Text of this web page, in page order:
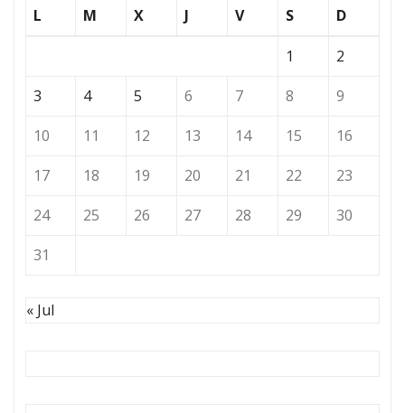
L
M X J V S D
1
2
3
4 5 6 7 8
9
10
11 12 13 14 15
16
17
18 19 20 21 22
23
24
25 26 27 28 29
30
31
« Jul